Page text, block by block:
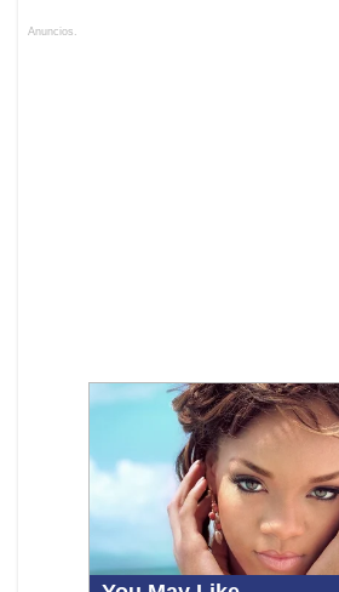
Anuncios.